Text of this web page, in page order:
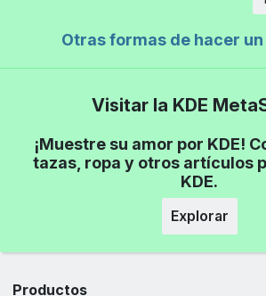
Otras formas de hacer
Visitar la KDE
¡Muestre su amor por KDE!
tazas, ropa y otros artículos
KDE.
Explorar
Productos